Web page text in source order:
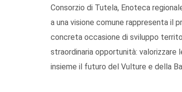
Consorzio di Tutela, Enoteca
a una visione comune rappresenta il
concreta occasione di sviluppo
straordinaria opportunità:
insieme il futuro del Vulture e della